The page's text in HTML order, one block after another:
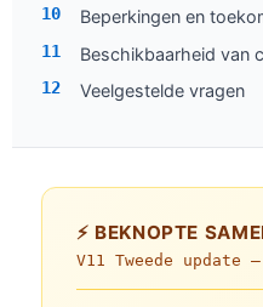
Beperkingen en
Beschikbaarheid van
Veelgestelde vragen
⚡ BEKNOPTE
V11 Tweede update —